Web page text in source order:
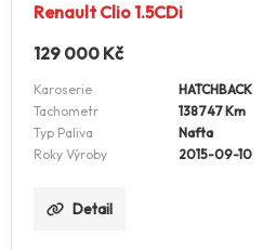
Renault Clio 1.5CDi
129 000 Kč
Karoserie
HATCHBACK
Tachometr
138747 Km
Typ Paliva
Nafta
Roky Výroby
2015-09-10
Detail